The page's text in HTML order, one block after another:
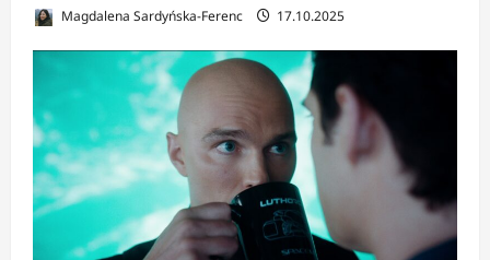
Magdalena Sardyńska-Ferenc 17.10.2025